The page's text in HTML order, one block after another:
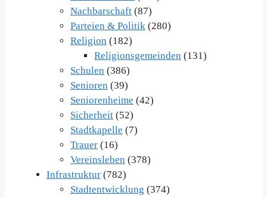
Nachbarschaft (87)
Parteien & Politik (280)
Religion (182)
Religionsgemeinden (131)
Schulen (386)
Senioren (39)
Seniorenheime (42)
Sicherheit (52)
Stadtkapelle (7)
Trauer (16)
Vereinsleben (378)
Infrastruktur (782)
Stadtentwicklung (374)